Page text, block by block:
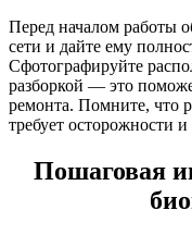
Перед началом работы
сети и дайте ему
Сфотографируйте
разборкой — это
ремонта. Помните, что
требует осторожности
Пошаговая